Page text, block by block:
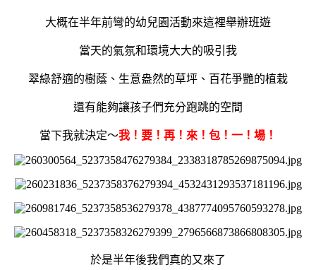
大概在半年前彎的幼兒園活動來這裡舉辦班遊
當天的氣氛和環境大大的吸引我
翠綠舒適的樹蔭、生意盎然的草坪、百花爭艷的植栽
還有能夠讓孩子們充分跑跳的空間
當下我就決定～我！要！再！來！包！一！場！
於是半年後我們真的又來了